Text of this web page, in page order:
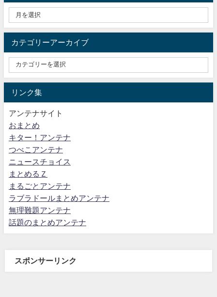
カテゴリーアーカイブ
リンク集
アンテナサイト
おまとめ
キター！アンテナ
つべこアンテナ
ニュースチョイス
まとめるＺ
まるごとアンテナ
ラブラドールまとめアンテナ
無理難題アンテナ
話題のまとめアンテナ
スポンサーリンク